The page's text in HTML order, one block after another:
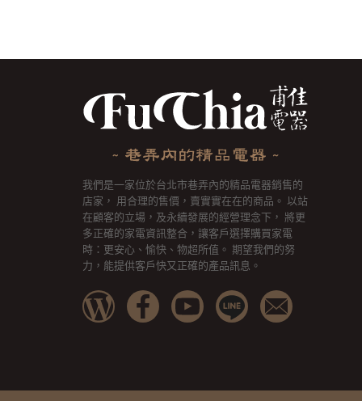
我們是一家位於台北市巷弄內的精品電器銷售的
店家， 用合理的售價，賣實實在在的商品。 以站
在顧客的立場，及永續發展的經營理念下， 將更
多正確的家電資訊整合，讓客戶選擇購買家電
時：更安心、愉快、物超所值。 期望我們的努
力，能提供客戶快又正確的產品訊息。